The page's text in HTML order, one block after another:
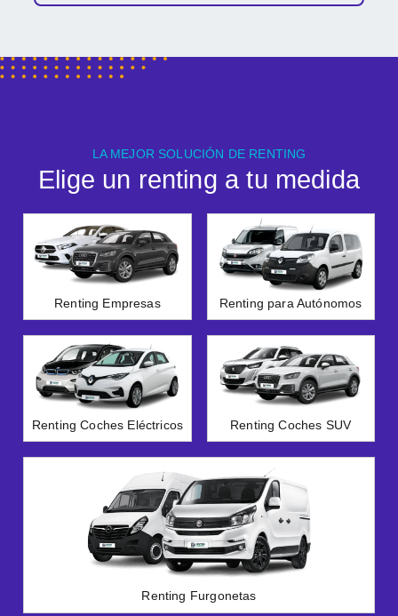
LA MEJOR SOLUCIÓN DE RENTING
Elige un renting a tu medida
Renting Empresas Renting para Autónomos
Renting Coches Eléctricos Renting Coches SUV
Renting Furgonetas